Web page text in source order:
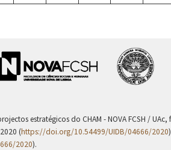
estratégicos do CHAM - NOVA FCSH /
(https://doi.org/10.54499/UIDB/04666/2020
2020).